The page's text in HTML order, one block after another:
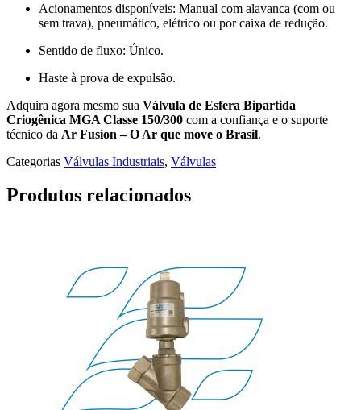
Acionamentos disponíveis: Manual com alavanca (com ou
sem trava), pneumático, elétrico ou por caixa de redução.
Sentido de fluxo: Único.
Haste à prova de expulsão.
Adquira agora mesmo sua Válvula de Esfera Bipartida
Criogênica MGA Classe 150/300 com a confiança e o suporte
técnico da Ar Fusion – O Ar que move o Brasil.
Categorias Válvulas Industriais, Válvulas
Produtos relacionados